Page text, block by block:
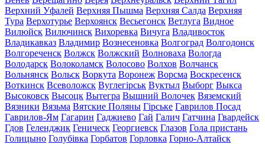
Верхний Уфалей Верхняя Пышма Верхняя Салда Верхняя
Тура Верхотурье Верхоянск Весьегонск Ветлуга Видное
Вилюйск Вилючинск Вихоревка Вичуга Владивосток
Владикавказ Владимир Вознесеновка Волгоград Волгодонск
Волгореченск Волжск Волжский Волноваха Вологда
Володарск Волоколамск Волосово Волхов Волчанск
Вольнянск Вольск Воркута Воронеж Ворсма Воскресенск
Воткинск Всеволожск Вуглегірськ Вуктыл Выборг Выкса
Высоковск Высоцк Вытегра Вышний Волочек Вяземский
Вязники Вязьма Вятские Поляны Гірське Гаврилов Посад
Гаврилов-Ям Гагарин Гаджиево Гай Галич Гатчина Гвардейск
Гдов Геленджик Геническ Георгиевск Глазов Гола пристань
Голицыно Голубівка Горбатов Горловка Горно-Алтайск